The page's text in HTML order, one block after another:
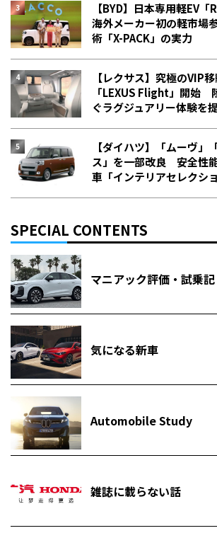
【BYD】日本専用軽EV
海外メーカー初の軽市場
術「X-PACK」の実力
【レクサス】究極のVIP
「LEXUS Flight」開始
ぐラグジュアリー体験を
【ダイハツ】「ムーヴ」
ス」を一部改良 安全性
車「インテリアセレクシ
SPECIAL CONTENTS
マニアック評価・試乗記
気になる新車
Automobile Study
雑誌に載らない話